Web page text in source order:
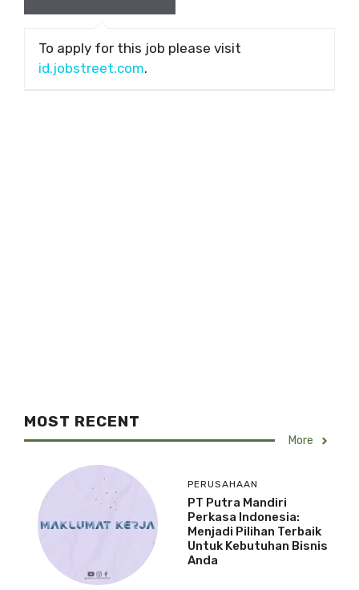
To apply for this job please visit
id.jobstreet.com.
MOST RECENT
More
PERUSAHAAN
PT Putra Mandiri
Perkasa Indonesia:
Menjadi Pilihan Terbaik
Untuk Kebutuhan Bisnis
Anda